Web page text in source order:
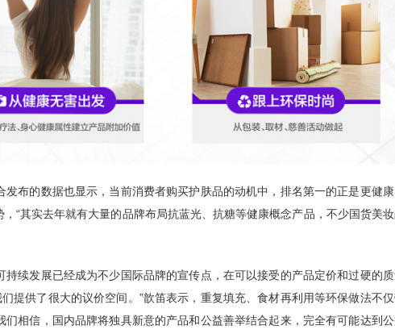
布的数据也显示，当前消费者购买护肤品的动机中，排名第一的正是更健康
“其实去年就有大量的品牌布局抗蓝光、抗糖等健康概念产品，不少国货美
续发展已经成为不少国际品牌的宣传点，在可以接受的产品定价和过硬的
提供了很大的议价空间。”歆笛表示，重复填充、食材再利用等环保做法不
相信，国内品牌将独具新意的产品和公益善举结合起来，完全有可能达到